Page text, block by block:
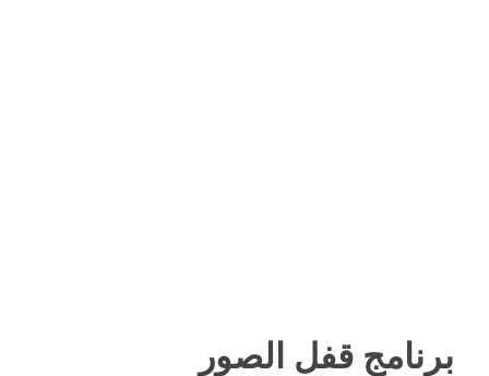
برنامج قفل الصور